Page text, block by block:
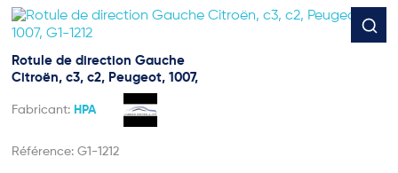
Rotule de direction Gauche
Citroën, c3, c2, Peugeot, 1007,
Fabricant: HPA
Référence: G1-1212